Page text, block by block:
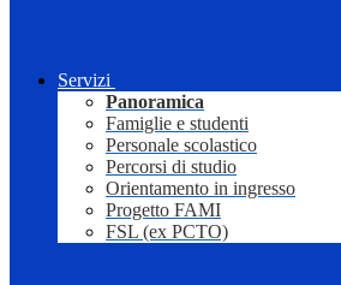
Servizi
Panoramica
Famiglie e studenti
Personale scolastico
Percorsi di studio
Orientamento in ingresso
Progetto FAMI
FSL (ex PCTO)